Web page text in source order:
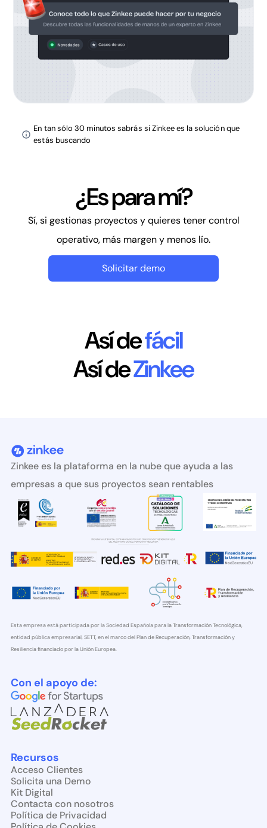
En tan sólo 30 minutos sabrás si Zinkee es la solución que
estás buscando
¿Es para mí?
Sí, si gestionas proyectos y quieres tener control
operativo, más margen y menos lío.
Solicitar demo
Así defácil
Así deZinkee
Zinkee es la plataforma en la nube que ayuda a las
empresas a que sus proyectos sean rentables
Esta empresa está participada por la Sociedad Española para la Transformación Tecnológica,
entidad pública empresarial, SETT, en el marco del Plan de Recuperación, Transformación y
Resiliencia financiado por la Unión Europea.
Con el apoyo de:
Recursos
Acceso Clientes
Solicita una Demo
Kit Digital
Contacta con nosotros
Política de Privacidad